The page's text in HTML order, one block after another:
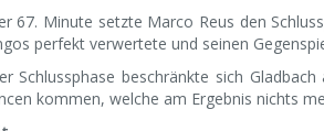
67. Minute setzte Marco Reus den
perfekt verwertete und seinen
Schlussphase beschränkte sich
kommen, welche am Ergebnis nichts